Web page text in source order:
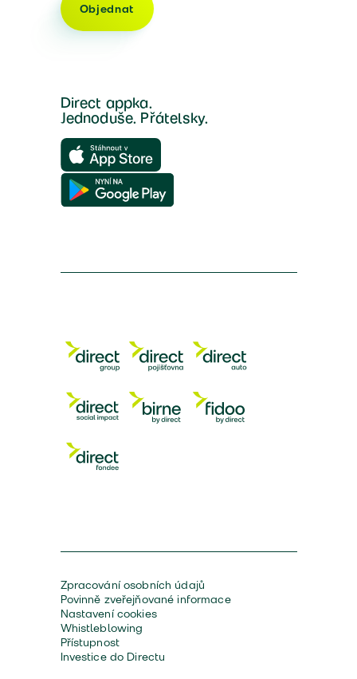
Objednat
Direct appka.
Jednoduše. Přátelsky.
Zpracování osobních údajů
Povinně zveřejňované informace
Nastavení cookies
Whistleblowing
Přístupnost
Investice do Directu